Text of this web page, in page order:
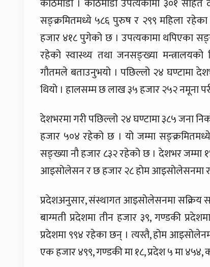
काठमाडौँ । काठमाडौँ उपत्यकामा ३०१
सङ्क्रमितमध्ये ५८६ पुरुष र २९९ महिला
हजार ४१८ पुगेको छ । उपत्यकामा थपिएका
रहेको स्वास्थ्य तथा जनसङ्ख्या मन्त्रालयको
गौतमले बताउनुभयो । पछिल्लो २४ घण्टामा
थियो । हालसम्म छ लाख ३५ हजार २५२ नमूना
देशभरमा गरी पछिल्लो २४ घण्टामा ३८५ जना
हजार ५०४ रहेको छ । यो जम्मा
सङ्ख्या नौ हजार ८३२ रहेको छ । देशभर
आइसोलेसन र छ हजार २८ होम आइसोलेसनमा
प्रदेशअनुसार, संस्थागत आइसोलेसनमा सक्रिय
बाग्मती प्रदेशमा तीन हजार ३९, गण्डकी
प्रदेशमा ९९४ रहेका छन् । त्यस्तै, होम
एक हजार ४९९, गण्डकी मा १८, प्रदेश ५ मा ४५४,